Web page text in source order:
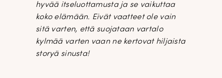
hyvää itseluottamusta ja se vaikuttaa
koko elämään. Eivät vaatteet ole vain
sitä varten, että suojataan vartalo
kylmää varten vaan ne kertovat hiljaista
storyä sinusta!